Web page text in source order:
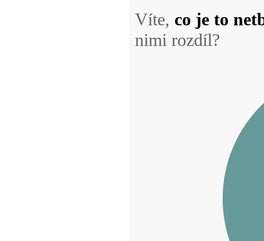
Víte, co je to
nimi rozdíl?